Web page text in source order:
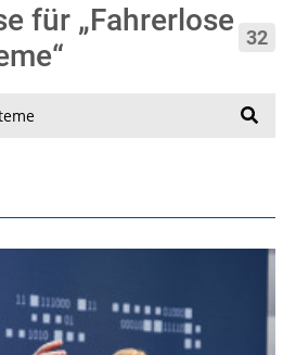
für „Fahrerlose 32